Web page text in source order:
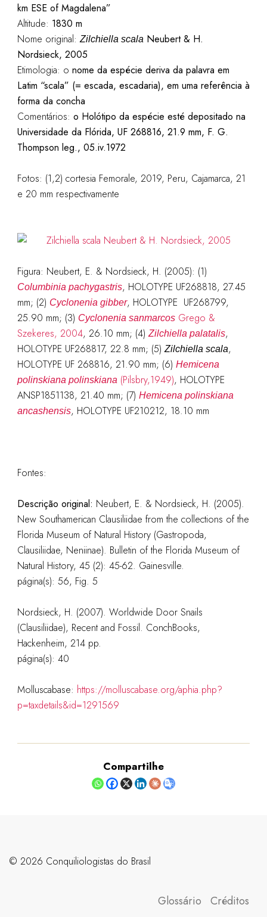
km ESE of Magdalena”
Altitude: 1830 m
Nome original:Zilchiella scalaNeubert & H.
Nordsieck, 2005
Etimologia: o nome da espécie deriva da palavra em
Latim “scala” (= escada, escadaria), em uma referência à
forma da concha
Comentários: o Holótipo da espécie esté depositado na
Universidade da Flórida, UF 268816, 21.9 mm, F. G.
Thompson leg., 05.iv.1972
Fotos: (1,2) cortesia Femorale, 2019, Peru, Cajamarca, 21
e 20 mm respectivamente
Figura: Neubert, E. & Nordsieck, H. (2005): (1)
Columbinia pachygastris, HOLOTYPE UF268818, 27.45
mm; (2) Cyclonenia gibber, HOLOTYPE UF268799,
25.90 mm; (3) Cyclonenia sanmarcosGrego &
Szekeres, 2004, 26.10 mm; (4)Zilchiella palatalis,
HOLOTYPE UF268817, 22.8 mm; (5)Zilchiella scala,
HOLOTYPE UF 268816, 21.90 mm; (6) Hemicena
polinskiana polinskiana(Pilsbry,1949), HOLOTYPE
ANSP1851138, 21.40 mm; (7) Hemicena polinskiana
ancashensis, HOLOTYPE UF210212, 18.10 mm
Fontes:
Descrição original: Neubert, E. & Nordsieck, H. (2005).
New Southamerican Clausiliidae from the collections of the
Florida Museum of Natural History (Gastropoda,
Clausiliidae, Neniinae). Bulletin of the Florida Museum of
Natural History, 45 (2): 45-62. Gainesville.
página(s): 56, Fig. 5
Nordsieck, H. (2007). Worldwide Door Snails
(Clausiliidae), Recent and Fossil. ConchBooks,
Hackenheim, 214 pp.
página(s): 40
Molluscabase: https://molluscabase.org/aphia.php?
p=taxdetails&id=1291569
Compartilhe
©️ 2026 Conquiliologistas do Brasil
Glossário Créditos